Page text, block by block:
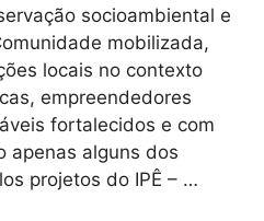
socioambiental e
mobilizada,
locais no contexto
empreendedores
fortalecidos e com
apenas alguns dos
projetos do IPÊ – …